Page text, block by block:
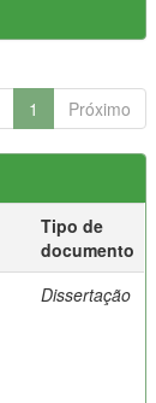
1 Próximo
Tipo de
documento
Dissertação